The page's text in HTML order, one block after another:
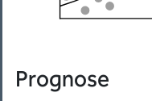
Prognose